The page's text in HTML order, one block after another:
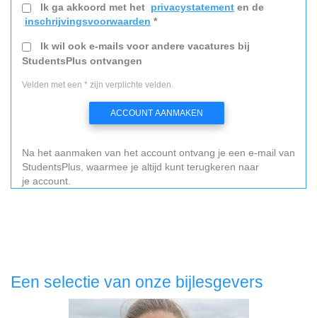
Ik ga akkoord met het privacystatement en de
inschrijvingsvoorwaarden *
Ik wil ook e-mails voor andere vacatures bij
StudentsPlus ontvangen
Velden met een * zijn verplichte velden.
ACCOUNT AANMAKEN
Na het aanmaken van het account ontvang je een e-mail van
StudentsPlus, waarmee je altijd kunt terugkeren naar
je account.
Een selectie van onze bijlesgevers